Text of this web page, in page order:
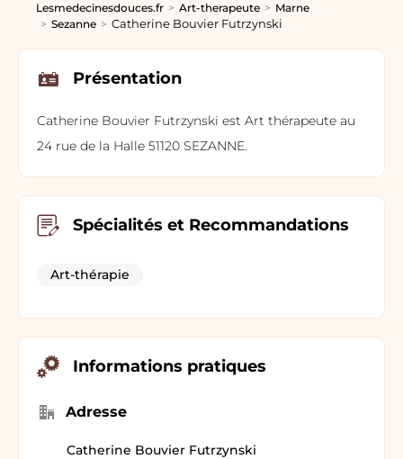
Lesmedecinesdouces.fr Art-therapeute
Marne
Sezanne
Catherine Bouvier Futrzynski
Présentation
Catherine Bouvier Futrzynski est Art thérapeute au
24 rue de la Halle 51120 SEZANNE.
Spécialités et Recommandations
Art-thérapie
Informations pratiques
Adresse
Catherine Bouvier Futrzynski